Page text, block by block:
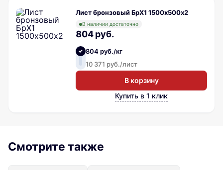
Лист бронзовый БрХ1 1500х500х2
В наличии достаточно
804 руб.
804 руб./кг
10 371 руб./лист
В корзину
Купить в 1 клик
Смотрите также